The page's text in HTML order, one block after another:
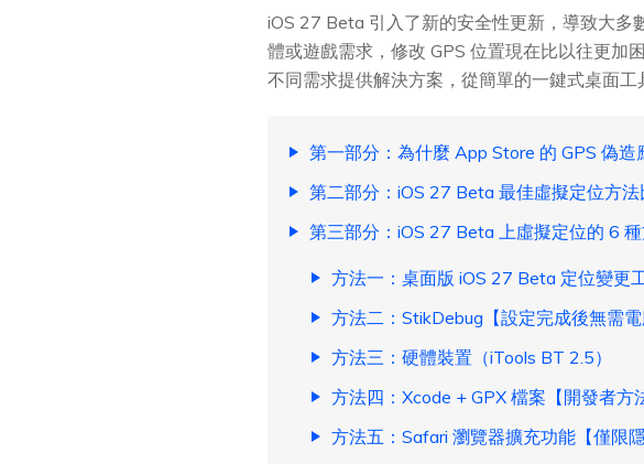
iOS 27 Beta 引入了新的安全性更新，導致大
體或遊戲需求，修改 GPS 位置現在比以往更加
不同需求提供解決方案，從簡單的一鍵式桌面工
第一部分：為什麼 App Store 的 GPS 偽造
第二部分：iOS 27 Beta 最佳虛擬定位方法
第三部分：iOS 27 Beta 上虛擬定位的 6
方法一：桌面版 iOS 27 Beta 定位變更
方法二：StikDebug【設定完成後無需電
方法三：硬體裝置（iTools BT 2.5）
方法四：Xcode + GPX 檔案【開發者方
方法五：Safari 瀏覽器擴充功能【僅限隱